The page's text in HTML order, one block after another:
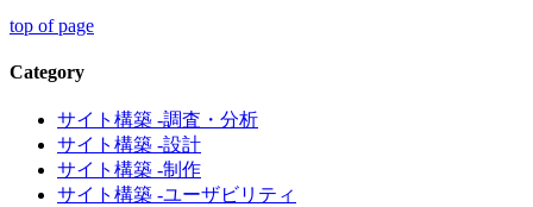
top of page
Category
サイト構築 -調査・分析
サイト構築 -設計
サイト構築 -制作
サイト構築 -ユーザビリティ